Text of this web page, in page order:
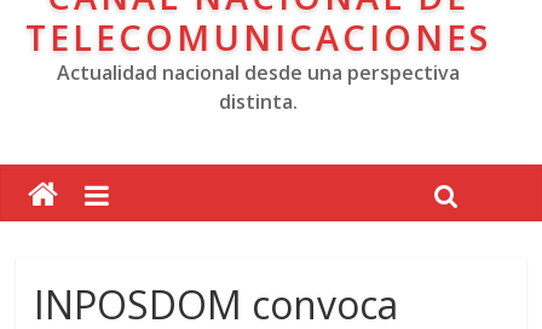
TELECOMUNICACIONES
Actualidad nacional desde una perspectiva
distinta.
INPOSDOM convoca